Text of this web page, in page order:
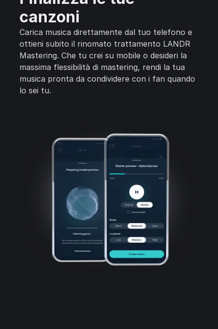
canzoni
Carica musica direttamente dal tuo telefono e
ottieni subito il rinomato trattamento LANDR
Mastering. Che tu crei su mobile o desideri la
massima flessibilità di mastering, rendi la tua
musica pronta da condividere con i fan quando
lo sei tu.